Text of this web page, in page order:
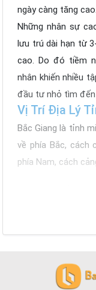
ngày càng tăng cao.
Những nhân sự
lưu trú dài hạn từ
cao. Do đó tiềm
nhân khiến nhiều
đầu tư nhỏ tìm đến
Vị Trí Địa Lý
Bắc Giang là tỉnh
về phía Bắc, cách
phía Nam, cách
Phía Tây và
Phía Nam
Dư­ơng và
Giá Bán Căn
Tùy vào các tiện